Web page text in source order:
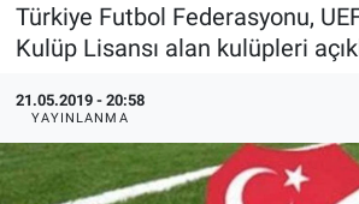
Türkiye Futbol Federasyonu,
Kulüp Lisansı alan kulüpleri
21.05.2019 - 20:58
YAYINLANMA
Türkiye
Dünya
Sağlık
Eskişehir Arşivi
Röportaj
Ekonomi
Tüm Manşetler
Son Dakika Haberleri
Haber Arşivi